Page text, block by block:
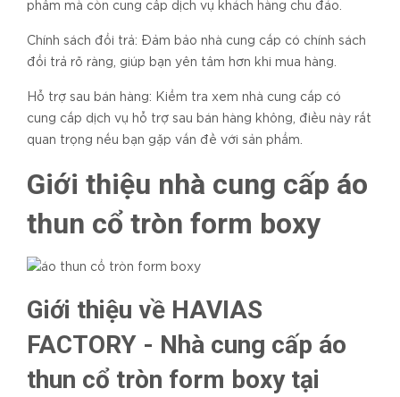
phẩm mà còn cung cấp dịch vụ khách hàng chu đáo.
Chính sách đổi trả: Đảm bảo nhà cung cấp có chính sách
đổi trả rõ ràng, giúp bạn yên tâm hơn khi mua hàng.
Hỗ trợ sau bán hàng: Kiểm tra xem nhà cung cấp có
cung cấp dịch vụ hỗ trợ sau bán hàng không, điều này rất
quan trọng nếu bạn gặp vấn đề với sản phẩm.
Giới thiệu nhà cung cấp áo
thun cổ tròn form boxy
Giới thiệu về HAVIAS
FACTORY - Nhà cung cấp áo
thun cổ tròn form boxy tại